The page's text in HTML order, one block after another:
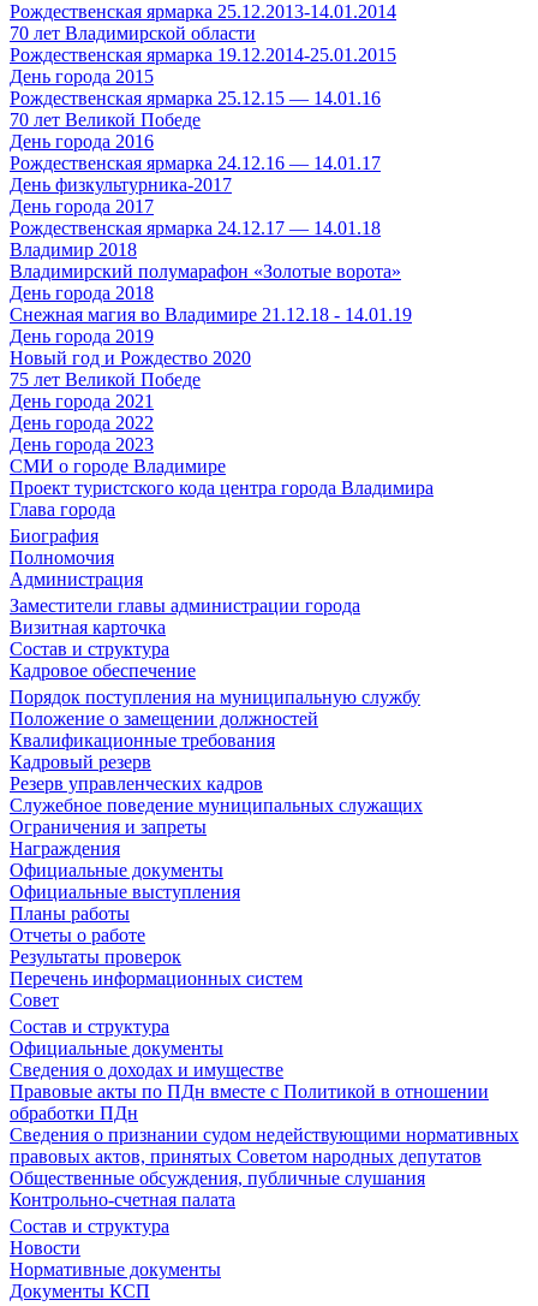
Рождественская ярмарка 25.12.2013-14.01.2014
70 лет Владимирской области
Рождественская ярмарка 19.12.2014-25.01.2015
День города 2015
Рождественская ярмарка 25.12.15 — 14.01.16
70 лет Великой Победе
День города 2016
Рождественская ярмарка 24.12.16 — 14.01.17
День физкультурника-2017
День города 2017
Рождественская ярмарка 24.12.17 — 14.01.18
Владимир 2018
Владимирский полумарафон «Золотые ворота»
День города 2018
Снежная магия во Владимире 21.12.18 - 14.01.19
День города 2019
Новый год и Рождество 2020
75 лет Великой Победе
День города 2021
День города 2022
День города 2023
СМИ о городе Владимире
Проект туристского кода центра города Владимира
Глава города
Биография
Полномочия
Администрация
Заместители главы администрации города
Визитная карточка
Состав и структура
Кадровое обеспечение
Порядок поступления на муниципальную службу
Положение о замещении должностей
Квалификационные требования
Кадровый резерв
Резерв управленческих кадров
Служебное поведение муниципальных служащих
Ограничения и запреты
Награждения
Официальные документы
Официальные выступления
Планы работы
Отчеты о работе
Результаты проверок
Перечень информационных систем
Совет
Состав и структура
Официальные документы
Сведения о доходах и имуществе
Правовые акты по ПДн вместе с Политикой в отношении
обработки ПДн
Сведения о признании судом недействующими нормативных
правовых актов, принятых Советом народных депутатов
Общественные обсуждения, публичные слушания
Контрольно-счетная палата
Состав и структура
Новости
Нормативные документы
Документы КСП